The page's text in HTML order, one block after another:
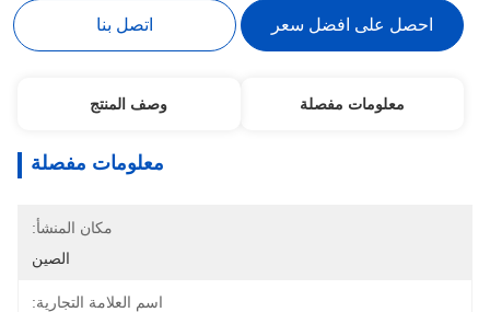
احصل على افضل سعر اتصل بنا
معلومات مفصلة وصف المنتج
معلومات مفصلة
مكان المنشأ:
الصين
اسم العلامة التجارية: